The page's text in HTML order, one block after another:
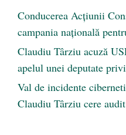
Conducerea Acțiunii
campania națională
Claudiu Târziu acuză
apelul unei deputate
Val de incidente
Claudiu Târziu cere